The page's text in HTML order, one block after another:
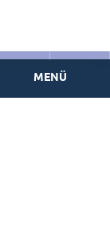
Thieme
MENÜ